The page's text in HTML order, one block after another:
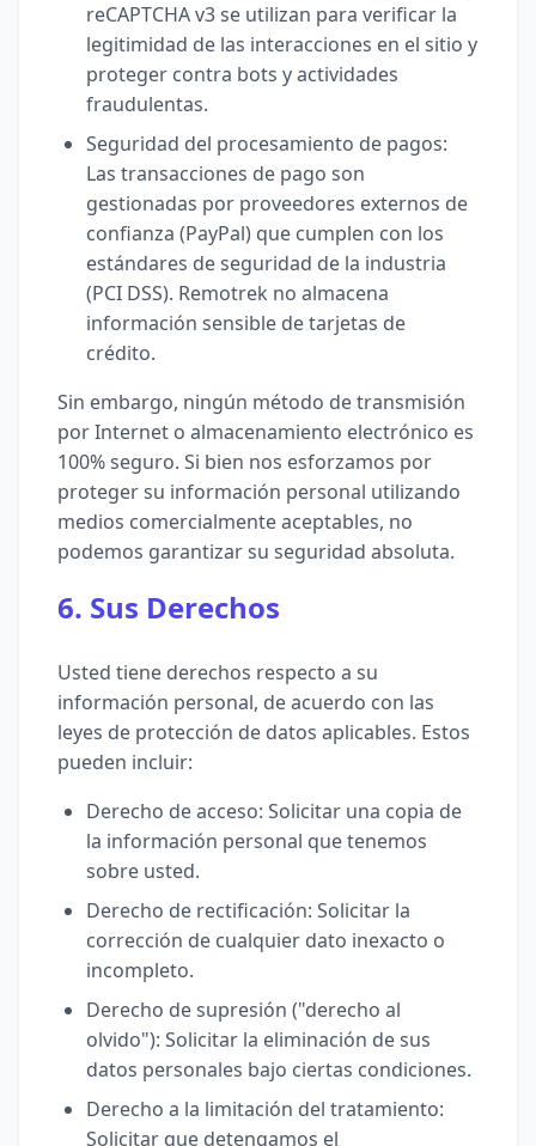
reCAPTCHA v3 se utilizan para verificar la
legitimidad de las interacciones en el sitio y
proteger contra bots y actividades
fraudulentas.
Seguridad del procesamiento de pagos:
Las transacciones de pago son
gestionadas por proveedores externos de
confianza (PayPal) que cumplen con los
estándares de seguridad de la industria
(PCI DSS). Remotrek no almacena
información sensible de tarjetas de
crédito.
Sin embargo, ningún método de transmisión
por Internet o almacenamiento electrónico es
100% seguro. Si bien nos esforzamos por
proteger su información personal utilizando
medios comercialmente aceptables, no
podemos garantizar su seguridad absoluta.
6. Sus Derechos
Usted tiene derechos respecto a su
información personal, de acuerdo con las
leyes de protección de datos aplicables. Estos
pueden incluir:
Derecho de acceso: Solicitar una copia de
la información personal que tenemos
sobre usted.
Derecho de rectificación: Solicitar la
corrección de cualquier dato inexacto o
incompleto.
Derecho de supresión ("derecho al
olvido"): Solicitar la eliminación de sus
datos personales bajo ciertas condiciones.
Derecho a la limitación del tratamiento:
Solicitar que detengamos el